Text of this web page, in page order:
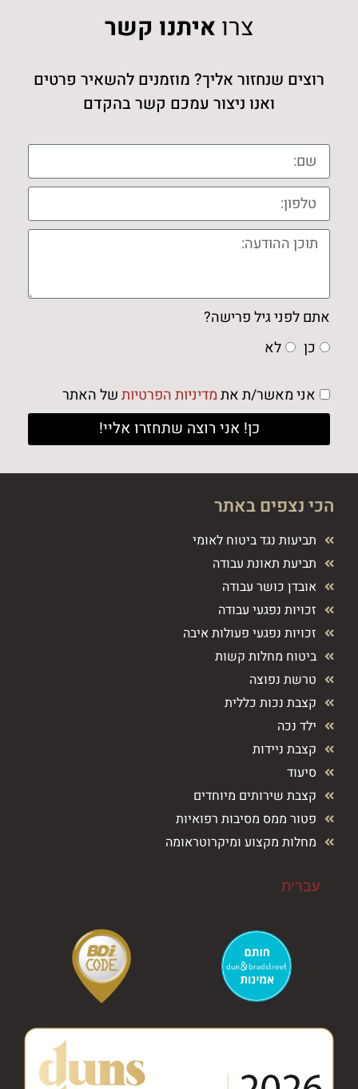
צרו איתנו קשר
רוצים שנחזור אליך? מוזמנים להשאיר פרטים
ואנו ניצור עמכם קשר בהקדם
אתם לפני גיל פרישה?
כן
לא
אני מאשר/ת אתמדיניות הפרטיותשל האתר
כן! אני רוצה שתחזרו אליי!
הכי נצפים באתר
תביעות נגד ביטוח לאומי
תביעת תאונת עבודה
אובדן כושר עבודה
זכויות נפגעי עבודה
זכויות נפגעי פעולות איבה
ביטוח מחלות קשות
טרשת נפוצה
קצבת נכות כללית
ילד נכה
קצבת ניידות
סיעוד
קצבת שירותים מיוחדים
פטור ממס מסיבות רפואיות
מחלות מקצוע ומיקרוטראומה
עברית